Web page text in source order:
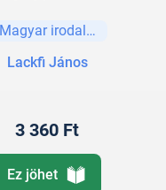
Magyar irodalom
Lackfi János
3 360 Ft
Ez jöhet